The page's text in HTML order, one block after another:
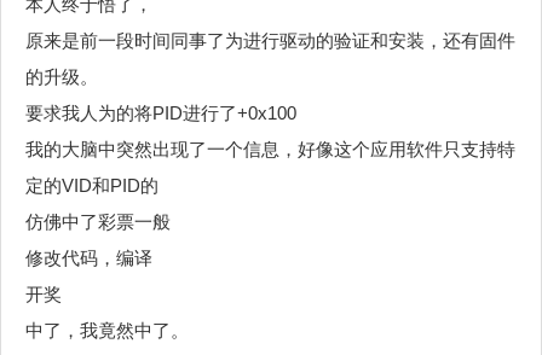
本人终于悟了，
原来是前一段时间同事了为进行驱动的验证和安装，还有固件
的升级。
要求我人为的将PID进行了+0x100
我的大脑中突然出现了一个信息，好像这个应用软件只支持特
定的VID和PID的
仿佛中了彩票一般
修改代码，编译
开奖
中了，我竟然中了。